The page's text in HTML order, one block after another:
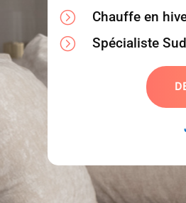
=
Chauffe en
=
Spécialiste